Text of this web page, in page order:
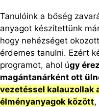
Tanulóink a bőség
anyagot készítettünk
hogy nehézséget
érdemes tanulni. Ezért
programot, ahol úgy
magántanárként ott
vezetéssel kalauzollak
élményanyagok között,